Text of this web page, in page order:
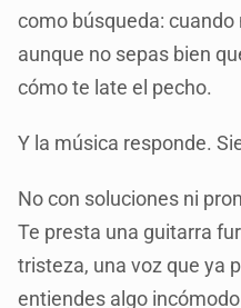
como búsqueda:
aunque no sepas bien
cómo te late el pecho.
Y la música responde.
No con soluciones ni
Te presta una guitarra
tristeza, una voz que ya
entiendes algo